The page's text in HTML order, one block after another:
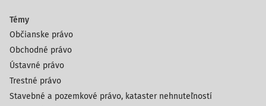
Témy
Občianske právo
Obchodné právo
Ústavné právo
Trestné právo
Stavebné a pozemkové právo, kataster nehnuteľností